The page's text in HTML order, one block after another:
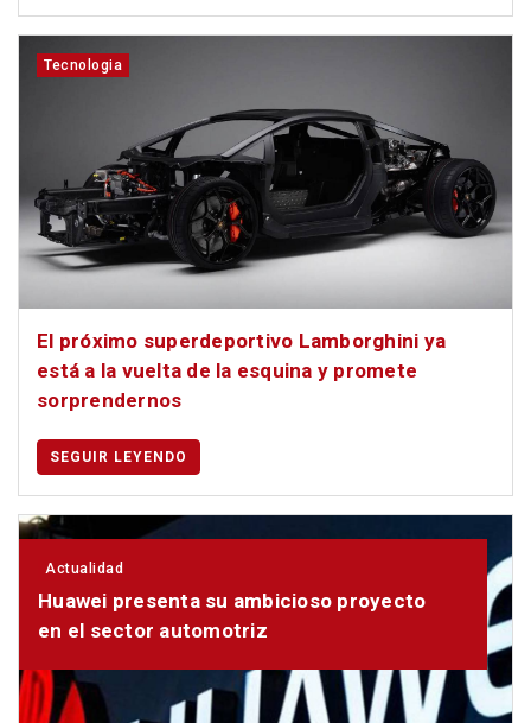
Tecnologia
El próximo superdeportivo Lamborghini ya
está a la vuelta de la esquina y promete
sorprendernos
SEGUIR LEYENDO
Actualidad
Huawei presenta su ambicioso proyecto
en el sector automotriz